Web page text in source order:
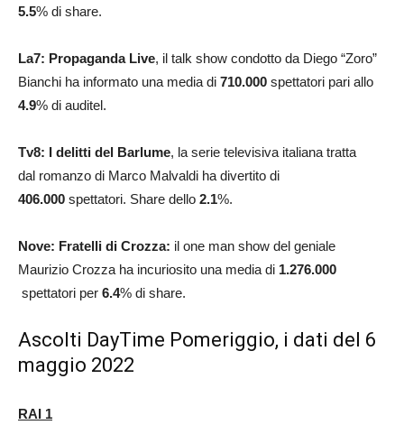
5.5% di share.
La7: Propaganda Live, il talk show condotto da Diego “Zoro”
Bianchi ha informato una media di 710.000 spettatori pari allo
4.9% di auditel.
Tv8: I delitti del Barlume, la serie televisiva italiana tratta
dal romanzo di Marco Malvaldi ha divertito di
406.000 spettatori. Share dello 2.1%.
Nove: Fratelli di Crozza: il one man show del geniale
Maurizio Crozza ha incuriosito una media di 1.276.000
spettatori per 6.4% di share.
Ascolti DayTime Pomeriggio, i dati del 6
maggio 2022
RAI 1